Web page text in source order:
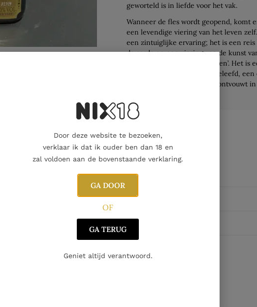
geworteld is in liefde voor het vak.
Wanneer de fles wordt geopend, komt
een levendige viering van het leven
een zintuiglijke ervaring; het is een
de aarde en een viering van de kunst
de geest van ‘De dag der doden’. Het
geproefd, maar diep wordt beleefd,
heden en het leven dat zich ontvouwt
Aanvullende informatie
Door deze website te bezoeken,
verklaar ik dat ik ouder ben dan 18 en
zal voldoen aan de bovenstaande verklaring.
GA DOOR
OF
GA TERUG
Geniet altijd verantwoord.